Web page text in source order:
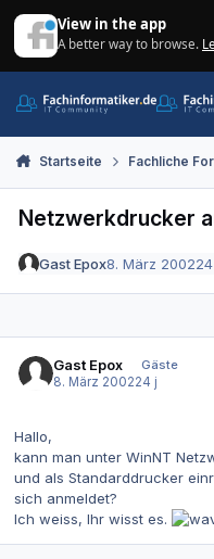
View in the app
A better way to browse.
Startseite Fachliche
Netzwerkdrucker
Gast Epox8. März 2002
Gast Epox
Gäste
8. März 200224 j
Hallo,
kann man unter WinNT
und als Standarddrucker
sich anmeldet?
Ich weiss, Ihr wisst es.